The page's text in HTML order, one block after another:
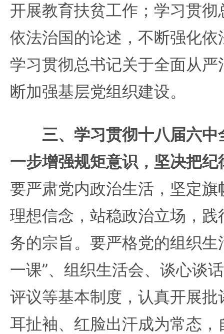
开展教育扶贫工作；学习贯
依法治国的论述，不断强化
学习贯彻总书记关于全面从
断加强基层党组织建设。
三、学习贯彻十八届六
一步增强规矩意识，坚决把
要严肃党内政治生活，坚定
理想信念，站稳政治立场，
务的宗旨。要严格党的组织生
一课”、组织生活会、谈心谈
评议等基本制度，认真开展
耳扯袖、红脸出汗成为常态